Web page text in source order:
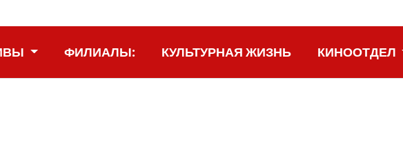
ФИЛИАЛЫ: КУЛЬТУРНАЯ ЖИЗНЬ КИНООТДЕЛ